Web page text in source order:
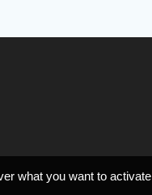
what you want to activate